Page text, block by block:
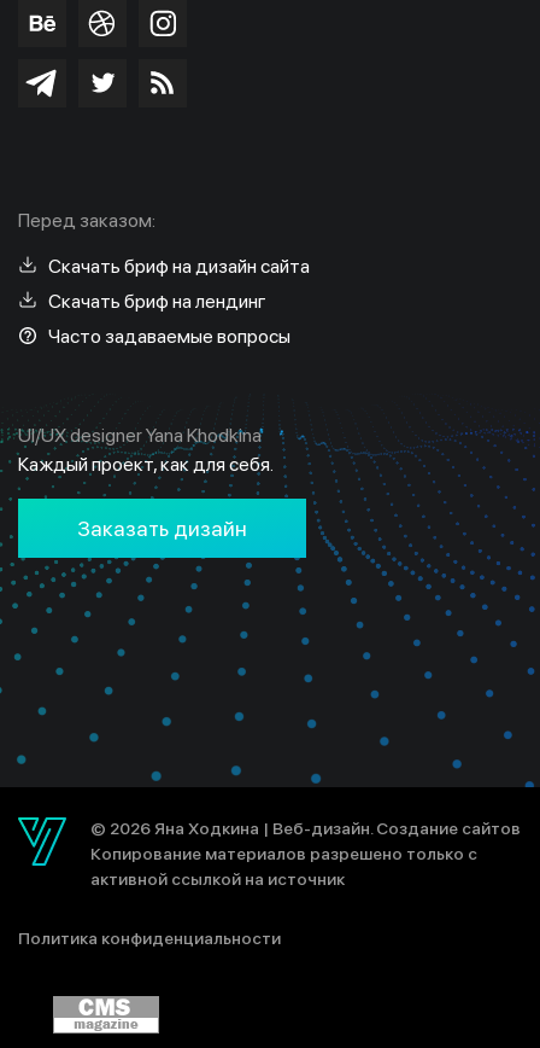
Перед заказом:
Скачать бриф на дизайн сайта
Скачать бриф на лендинг
Часто задаваемые вопросы
UI/UX designer Yana Khodkina
Каждый проект, как для себя.
Заказать дизайн
© 2026 Яна Ходкина | Веб-дизайн. Создание сайтов
Копирование материалов разрешено только с
активной ссылкой на источник
Политика конфиденциальности